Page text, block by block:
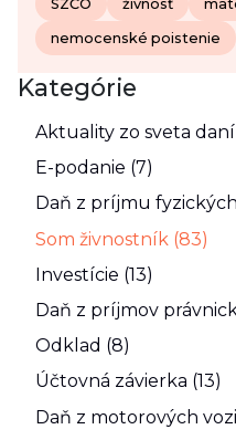
SZČO živnosť
nemocenské poistenie
Kategórie
Aktuality zo sveta daní
E-podanie (7)
Daň z príjmu
Som živnostník (83)
Investície (13)
Daň z príjmov
Odklad (8)
Účtovná závierka (13)
Daň z motorových